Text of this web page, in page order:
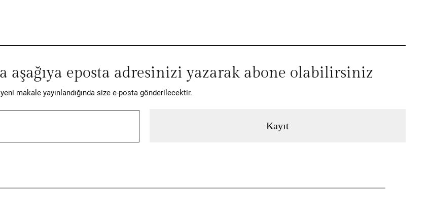
aşağıya eposta adresinizi yazarak abone olabilirsiniz
makale yayınlandığında size e-posta gönderilecektir.